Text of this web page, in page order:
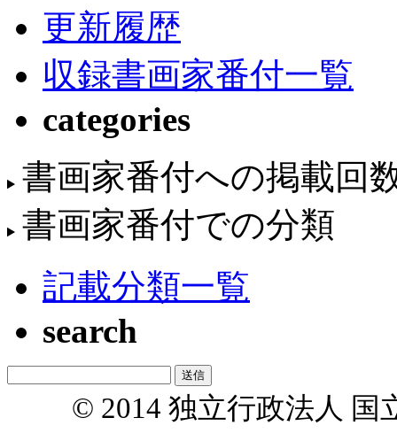
更新履歴
収録書画家番付一覧
categories
書画家番付への掲載回
書画家番付での分類
記載分類一覧
search
© 2014 独立行政法人 国